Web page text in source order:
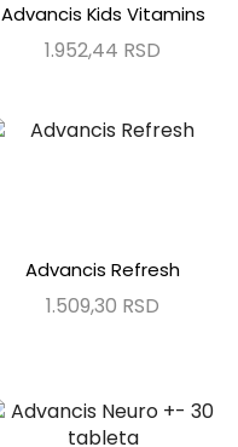
Advancis Kids Vitamins
1.952,44 RSD
Advancis Refresh
1.509,30 RSD